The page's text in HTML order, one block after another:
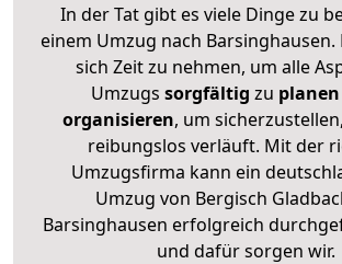
In der Tat gibt es viele Dinge zu
einem Umzug nach Barsinghausen.
sich Zeit zu nehmen, um alle
Umzugs sorgfältig zu planen
organisieren, um
reibungslos verläuft. Mit der
Umzugsfirma kann ein
Umzug von Bergisch
Barsinghausen erfolgreich
und dafür sorgen wir.